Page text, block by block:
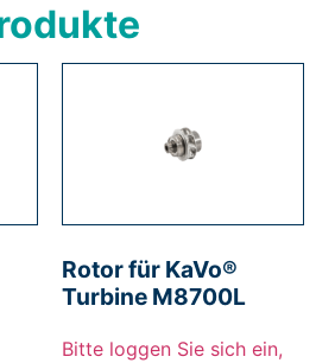
Rotor für KaVo®
Turbine M8700L
Bitte loggen Sie sich ein,